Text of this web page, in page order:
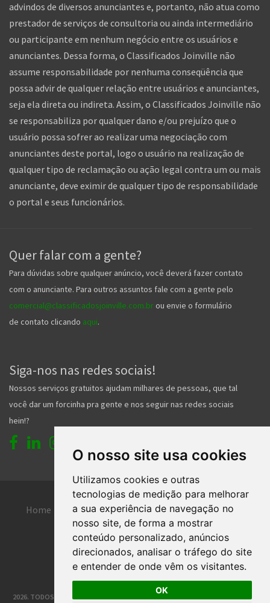
O nosso site usa cookies
Utilizamos cookies e outras
tecnologias de medição para melhorar
a sua experiência de navegação no
nosso site, de forma a mostrar
conteúdo personalizado, anúncios
direcionados, analisar o tráfego do site
e entender de onde vêm os visitantes.
OK
advindos de diversos anunciantes e, portanto, não atua como
prestador de serviços de consultoria ou ainda intermediário
ou participante em nenhum negócio entre os usuários e
anunciantes. Dessa forma, o Classificados Joinville não
assume responsabilidade por nenhuma conseqüência que
possa advir de qualquer relação entre usuários e anunciantes,
seja ela direta ou indireta. Assim, o Classificados Joinville não
se responsabiliza por qualquer dano e/ou prejuízo que o
usuário possa sofrer ao realizar uma negociação com
anunciantes deste portal, logo o usuário na realização de
qualquer tipo de reclamação ou ação legal contra um ou mais
anunciante, deve eximir de qualquer tipo de responsabilidade
o portal e seus funcionários.
Quer falar com a gente?
Para dúvidas sobre qualquer anúncio, você deverá fazer contato
com o anunciante. Para outros assuntos fale com a gente pelo
comercial@classificadosjoinville.com.br ou envie o formulário
de contato clicando aqui.
Siga-nos nas redes sociais!
Nossos serviços gratuitos ajudam milhares de pessoas, que tal
você dar um forcinha pra gente e nos seguir nas redes sociais
hein!?
Home Entrar Faça seu cadastro
Contato Central de ajuda
Termos de uso Inserir anúncio grátis
2026. TODOS OS DIREITOS RESERVADOS. | DESENVOLVIMENTO E HOSPEDAGEM